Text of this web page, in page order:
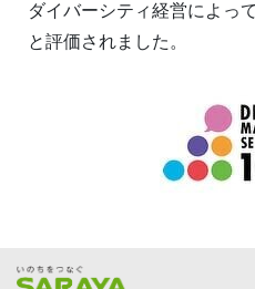
ダイバーシティ経営によっ
と評価されました。